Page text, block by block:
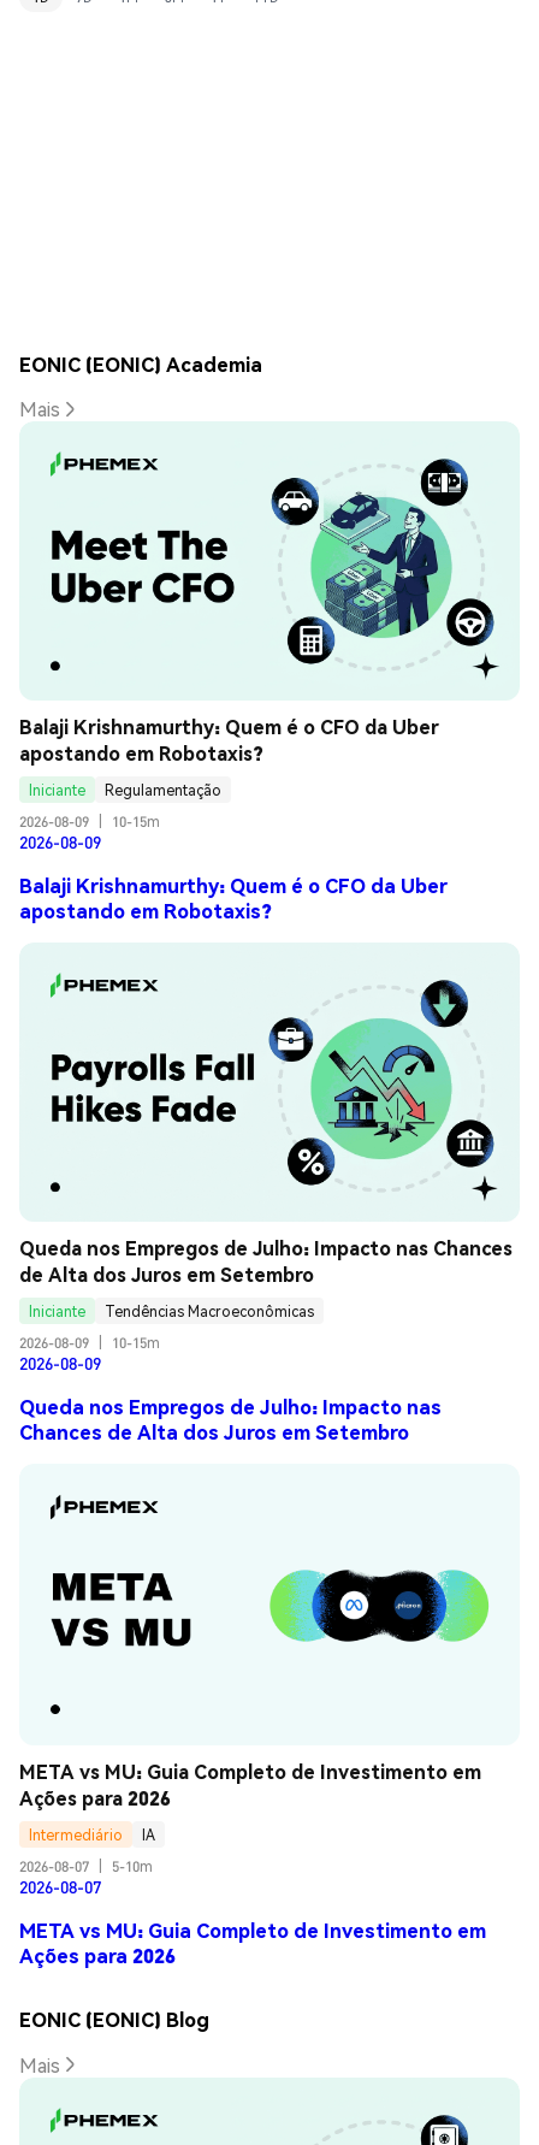
EONIC (EONIC) Academia
Mais
Balaji Krishnamurthy: Quem é o CFO da Uber
apostando em Robotaxis?
Iniciante
Regulamentação
2026-08-09
10-15m
2026-08-09
Balaji Krishnamurthy: Quem é o CFO da Uber
apostando em Robotaxis?
Queda nos Empregos de Julho: Impacto nas Chances
de Alta dos Juros em Setembro
Iniciante
Tendências Macroeconômicas
2026-08-09
10-15m
2026-08-09
Queda nos Empregos de Julho: Impacto nas
Chances de Alta dos Juros em Setembro
META vs MU: Guia Completo de Investimento em
Ações para 2026
Intermediário
IA
2026-08-07
5-10m
2026-08-07
META vs MU: Guia Completo de Investimento em
Ações para 2026
EONIC (EONIC) Blog
Mais